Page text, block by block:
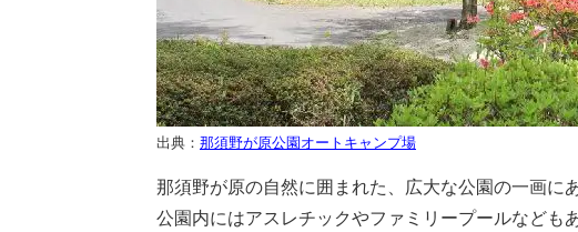
出典： 那須野が原公園オートキャンプ場
那須野が原の自然に囲まれた、広大な公園の一画に
公園内にはアスレチックやファミリープールなども